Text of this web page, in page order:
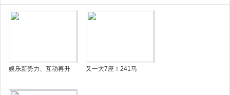
娱乐新势力、互动再升 又一大7座！241马